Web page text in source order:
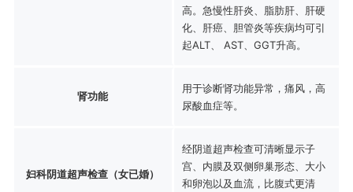
高。急慢性肝炎、脂肪肝、肝硬
化、肝癌、胆管炎等疾病均可引
起ALT、 AST、GGT升高。
肾功能
用于诊断肾功能异常，痛风，高
尿酸血症等。
妇科阴道超声检查（女已婚）
经阴道超声检查可清晰显示子
宫、内膜及双侧卵巢形态、大小
和卵泡以及血流，比腹式更清